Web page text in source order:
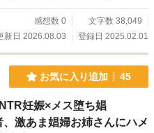
感想数 0
文字数 38,049
新日 2026.08.03
登録日 2025.02.01
お気に入り追加 45
妊娠×メス堕ち娼
激あま娼婦お姉さんにハメ